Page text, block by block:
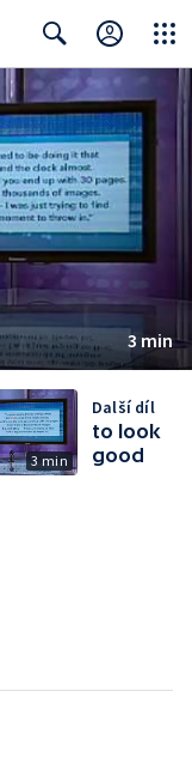
Search Close
3 min
3 min
Další díl
to look
good